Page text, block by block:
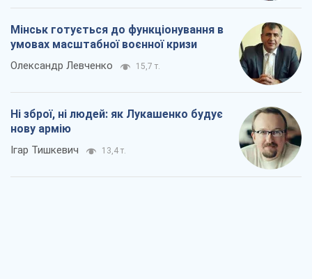
Мінськ готується до функціонування в
умовах масштабної воєнної кризи
Олександр Левченко 15,7 т.
Ні зброї, ні людей: як Лукашенко будує
нову армію
Ігар Тишкевич 13,4 т.